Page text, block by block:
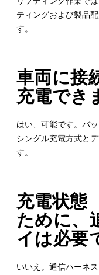
ティングおよび製品
す。
車両に接
充電でき
はい、可能です。バ
シングル充電方式と
す。
充電状態
ために、
イは必要
いいえ。通信ハーネ